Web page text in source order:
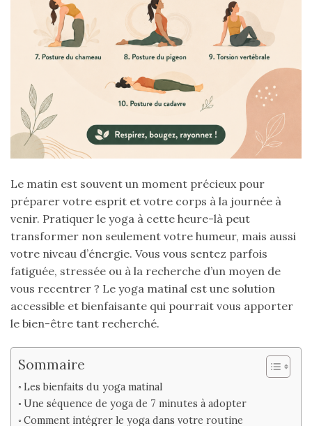
Le matin est souvent un moment précieux pour
préparer votre esprit et votre corps à la journée à
venir. Pratiquer le yoga à cette heure-là peut
transformer non seulement votre humeur, mais aussi
votre niveau d’énergie. Vous vous sentez parfois
fatiguée, stressée ou à la recherche d’un moyen de
vous recentrer ? Le yoga matinal est une solution
accessible et bienfaisante qui pourrait vous apporter
le bien-être tant recherché.
Sommaire
Les bienfaits du yoga matinal
Une séquence de yoga de 7 minutes à adopter
Comment intégrer le yoga dans votre routine